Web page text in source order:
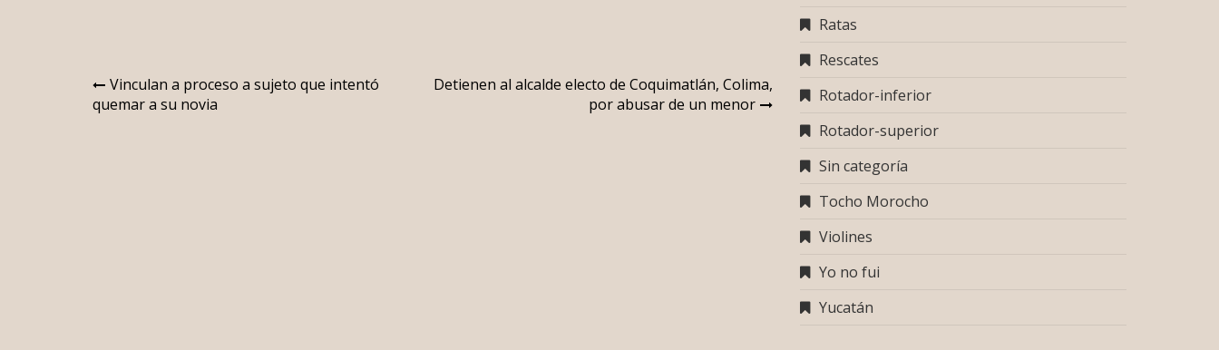
Navegación
de
Vinculan a proceso a sujeto que intentó
quemar a su novia
Detienen al alcalde electo de Coquimatlán, Colima,
por abusar de un menor
Ratas
Rescates
Rotador-inferior
Rotador-superior
Sin categoría
Tocho Morocho
Violines
Yo no fui
Yucatán